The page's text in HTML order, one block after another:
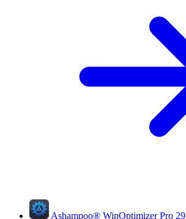
Ashampoo® WinOptimizer Pro 29